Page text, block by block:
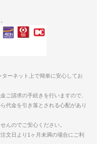
ーネット上で簡単に安心してお
ご請求の手続きを行いますので、
代金を引き落とされる心配があり
んのでご安心ください。
文日より1ヶ月未満の場合にご利